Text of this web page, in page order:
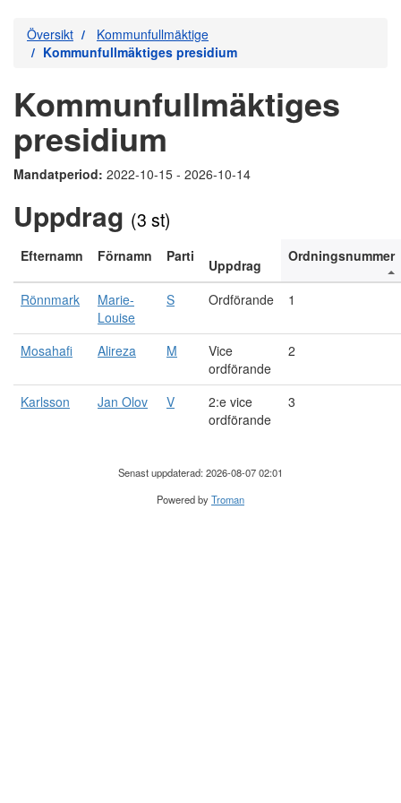
Översikt
Kommunfullmäktige
Kommunfullmäktiges presidium
Kommunfullmäktiges
presidium
Mandatperiod: 2022-10-15 - 2026-10-14
Uppdrag (3 st)
Efternamn Förnamn Parti
Uppdrag
Ordningsnummer
Rönnmark
Marie-
Louise
S Ordförande 1
Mosahafi Alireza M
Vice
ordförande
2
Karlsson Jan Olov V
2:e vice
ordförande
3
Senast uppdaterad: 2026-08-07 02:01
Powered byTroman